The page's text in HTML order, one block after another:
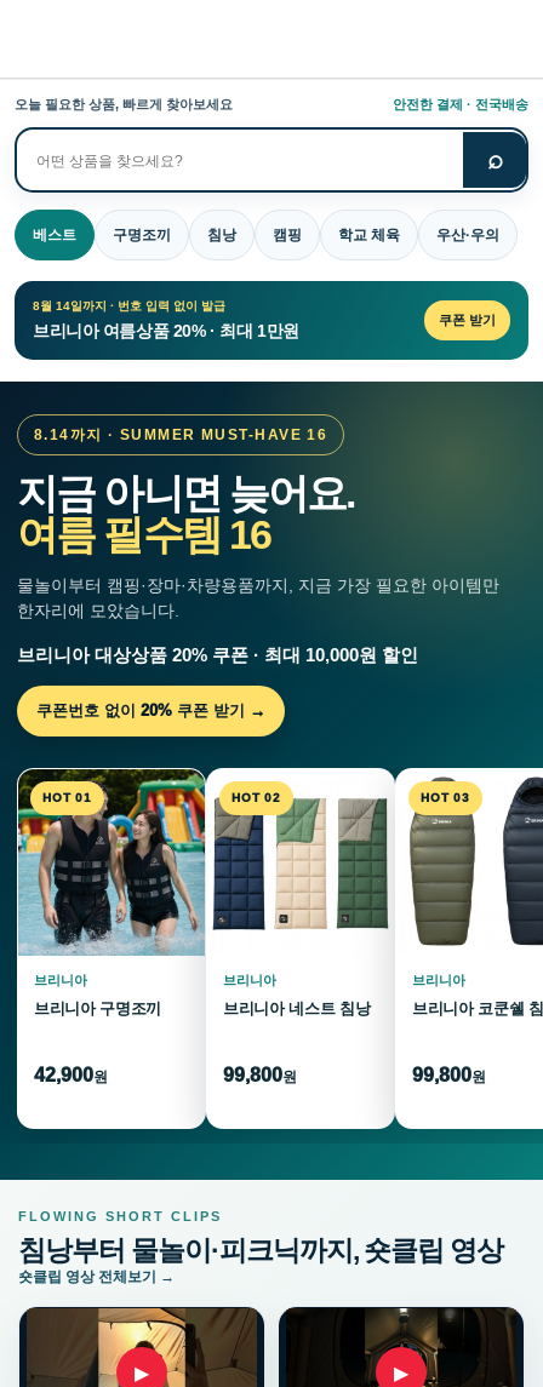
오늘 필요한 상품, 빠르게 찾아보세요 안전한 결제 · 전국배송
상
품
검
색
⌕
베스트 구명조끼 침낭 캠핑 학교 체육 우산·우의
8월 14일까지 · 번호 입력 없이 발급
브리니아 여름상품 20% · 최대 1만원
쿠폰 받기
8.14까지 · SUMMER MUST-HAVE 16
지금 아니면 늦어요.
여름 필수템 16
물놀이부터 캠핑·장마·차량용품까지, 지금 가장 필요한 아이템만
한자리에 모았습니다.
브리니아 대상상품 20% 쿠폰 · 최대 10,000원 할인
쿠폰번호 없이 20% 쿠폰 받기 →
HOT 01
브리니아
브리니아 구명조끼
42,900원
HOT 02
브리니아
브리니아 네스트 침낭
99,800원
HOT 03
브리니아
브리니아 코쿤쉘
99,800원
FLOWING SHORT CLIPS
침낭부터 물놀이·피크닉까지, 숏클립 영상
숏클립 영상 전체보기 →
▶ ▶